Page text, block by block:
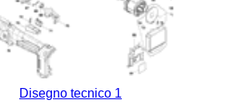
Disegno tecnico 1